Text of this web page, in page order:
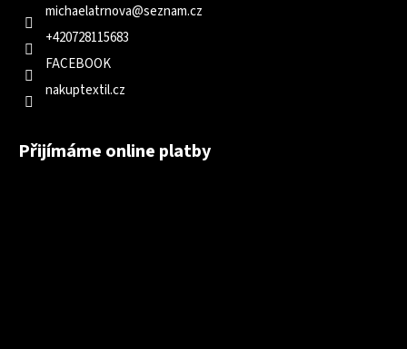
michaelatrnova@seznam.cz
+420728115683
FACEBOOK
nakuptextil.cz
Přijímáme online platby